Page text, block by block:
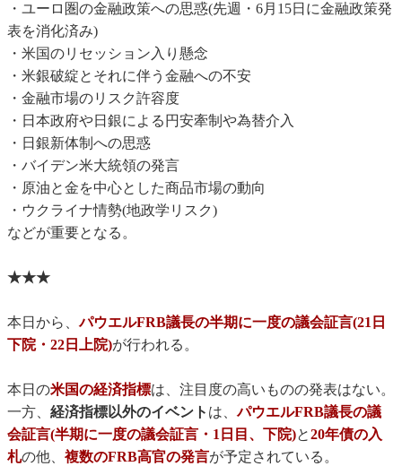
・ユーロ圏の金融政策への思惑(先週・6月15日に金融政策発
表を消化済み)
・米国のリセッション入り懸念
・米銀破綻とそれに伴う金融への不安
・金融市場のリスク許容度
・日本政府や日銀による円安牽制や為替介入
・日銀新体制への思惑
・バイデン米大統領の発言
・原油と金を中心とした商品市場の動向
・ウクライナ情勢(地政学リスク)
などが重要となる。
★★★
本日から、パウエルFRB議長の半期に一度の議会証言(21日
下院・22日上院)が行われる。
本日の米国の経済指標は、注目度の高いものの発表はない。
一方、 経済指標以外のイベント は、パウエルFRB議長の議
会証言(半期に一度の議会証言・1日目、下院)と20年債の入
札の他、 複数のFRB高官の発言が予定されている。